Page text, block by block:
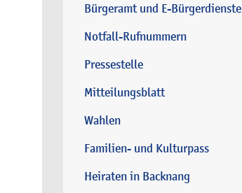
Bürgeramt und E-Bürgerdienste
Notfall-Rufnummern
Pressestelle
Mitteilungsblatt
Wahlen
Familien- und Kulturpass
Heiraten in Backnang